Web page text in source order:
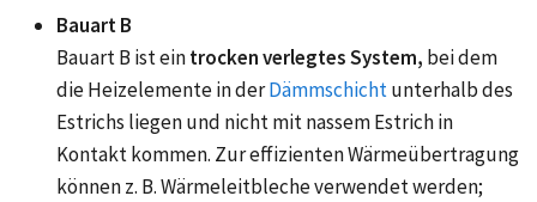
Bauart B
Bauart B ist eintrocken verlegtes System, bei dem
die Heizelemente in derDämmschichtunterhalb des
Estrichs liegen und nicht mit nassem Estrich in
Kontakt kommen. Zur effizienten Wärmeübertragung
können z. B. Wärmeleitbleche verwendet werden;